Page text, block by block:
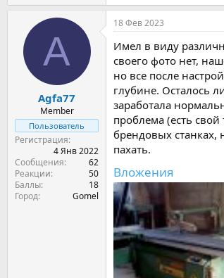
A
Agfa77
Member
Пользователь
Регистрация
4 Янв 2022
Сообщения
62
Реакции
50
Баллы
18
Город
Gomel
18 Фев 2023
Имел в виду
своего фото нет,
но все после
глубине. Осталось
заработала
проблема (есть
брендовых станках,
пахать.
Вложения